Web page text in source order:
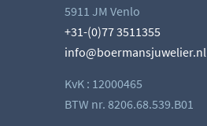
5911 JM Venlo
+31-(0)77 3511355
info@boermansjuwelier.nl
KvK : 12000465
BTW nr. 8206.68.539.B01